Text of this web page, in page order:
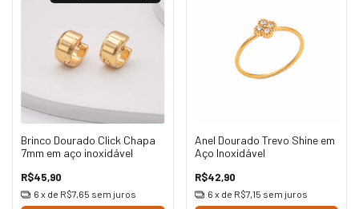
Brinco Dourado Click Chapa
7mm em aço inoxidável
R$45,90
6 x de R$7,65 sem juros
Anel Dourado Trevo Shine em
Aço Inoxidável
R$42,90
6 x de R$7,15 sem juros